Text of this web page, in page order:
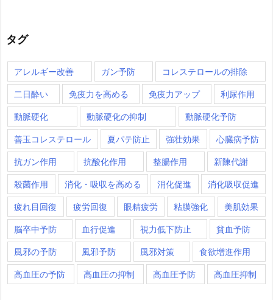
タグ
アレルギー改善 ガン予防 コレステロールの排除
二日酔い 免疫力を高める 免疫力アップ 利尿作用
動脈硬化 動脈硬化の抑制 動脈硬化予防
善玉コレステロール 夏パテ防止 強壮効果 心臓病予防
抗ガン作用 抗酸化作用 整腸作用 新陳代謝
殺菌作用 消化・吸収を高める 消化促進 消化吸収促進
疲れ目回復 疲労回復 眼精疲労 粘膜強化 美肌効果
脳卒中予防 血行促進 視力低下防止 貧血予防
風邪の予防 風邪予防 風邪対策 食欲増進作用
高血圧の予防 高血圧の抑制 高血圧予防 高血圧抑制